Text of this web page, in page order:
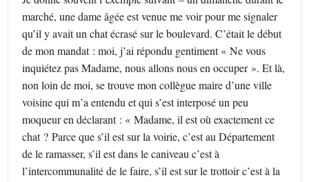
marché, une dame âgée est venue me voir pour me signaler
qu’il y avait un chat écrasé sur le boulevard. C’était le début
de mon mandat : moi, j’ai répondu gentiment « Ne vous
inquiétez pas Madame, nous allons nous en occuper ». Et là,
non loin de moi, se trouve mon collègue maire d’une ville
voisine qui m’a entendu et qui s’est interposé un peu
moqueur en déclarant : « Madame, il est où exactement ce
chat ? Parce que s’il est sur la voirie, c’est au Département
de le ramasser, s’il est dans le caniveau c’est à
l’intercommunalité de le faire, s’il est sur le trottoir c’est à la